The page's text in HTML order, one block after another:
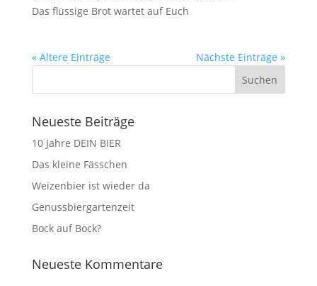
Das flüssige Brot wartet auf Euch
« Ältere Einträge Nächste Einträge »
Neueste Beiträge
10 Jahre DEIN BIER
Das kleine Fässchen
Weizenbier ist wieder da
Genussbiergartenzeit
Bock auf Bock?
Neueste Kommentare